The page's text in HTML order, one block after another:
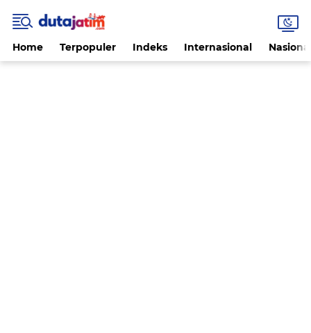
Home Terpopuler Indeks Internasional